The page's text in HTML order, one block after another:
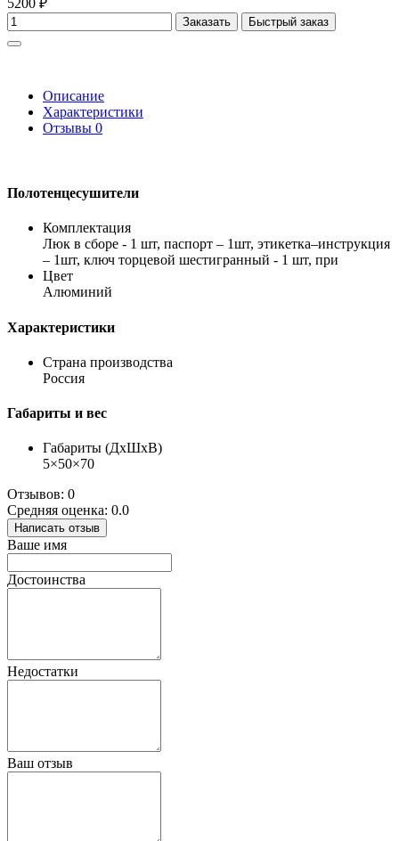
Заказать Быстрый заказ
Описание
Характеристики
Отзывы 0
Полотенцесушители
Комплектация
Люк в сборе - 1 шт, паспорт – 1шт, этикетка–инструкция
– 1шт, ключ торцевой шестигранный - 1 шт, при
Цвет
Алюминий
Характеристики
Страна производства
Россия
Габариты и вес
Габариты (ДхШхВ)
5×50×70
Отзывов: 0
Средняя оценка: 0.0
Написать отзыв
Ваше имя
Достоинства
Недостатки
Ваш отзыв